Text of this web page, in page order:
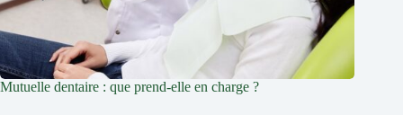
Mutuelle dentaire : que prend-elle en charge ?